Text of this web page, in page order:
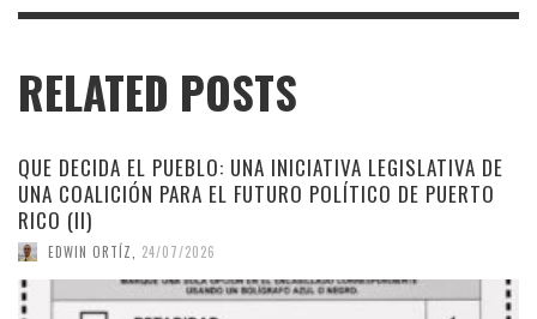
RELATED POSTS
QUE DECIDA EL PUEBLO: UNA INICIATIVA LEGISLATIVA DE
UNA COALICIÓN PARA EL FUTURO POLÍTICO DE PUERTO
RICO (II)
EDWIN ORTÍZ, 24/07/2026